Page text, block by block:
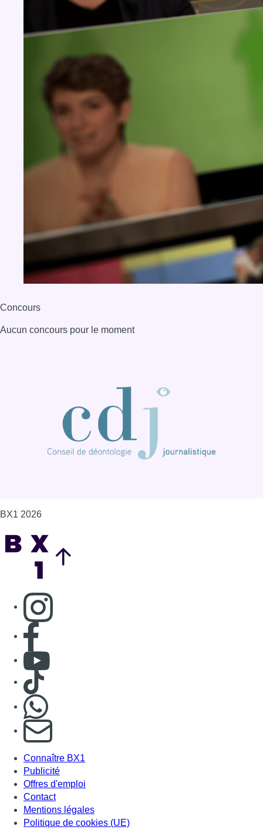
Concours
Aucun concours pour le moment
BX1 2026
Consulter page Instagram
Consulter page Facebook
Consulter Youtube
Consulter TikTok
S'abonner à notre newsletter
Connaître BX1
Publicité
Offres d'emploi
Contact
Mentions légales
Politique de cookies (UE)